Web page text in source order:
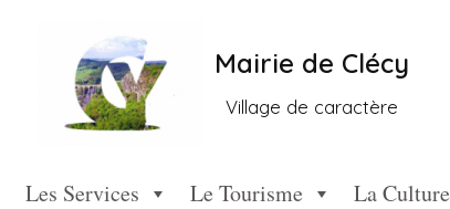
Mairie de Clécy
Village de caractère
Les Services Le Tourisme La Culture